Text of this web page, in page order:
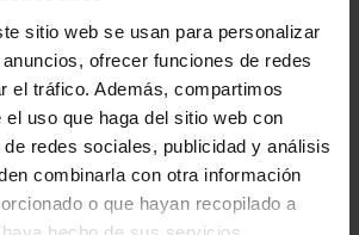
sitio web se usan para personalizar
ofrecer funciones de redes
el tráfico. Además, compartimos
el uso que haga del sitio web con
redes sociales, publicidad y análisis
combinarla con otra información
o que hayan recopilado a
REFINAR